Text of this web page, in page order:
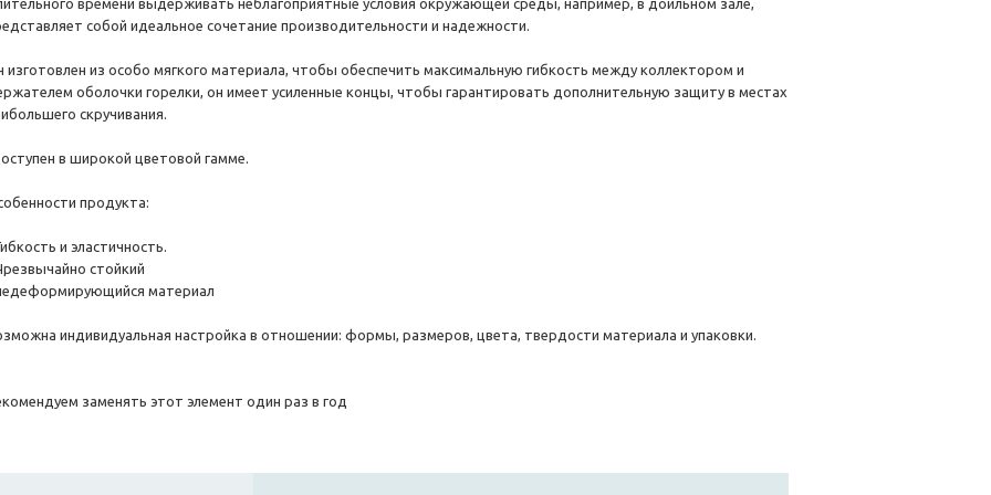
времени выдерживать неблагоприятные условия окружающей среды, например, в доильном зале,
собой идеальное сочетание производительности и надежности.
изготовлен из особо мягкого материала, чтобы обеспечить максимальную гибкость между коллектором и
оболочки горелки, он имеет усиленные концы, чтобы гарантировать дополнительную защиту в местах
скручивания.
в широкой цветовой гамме.
продукта:
и эластичность.
стойкий
материал
индивидуальная настройка в отношении: формы, размеров, цвета, твердости материала и упаковки.
заменять этот элемент один раз в год